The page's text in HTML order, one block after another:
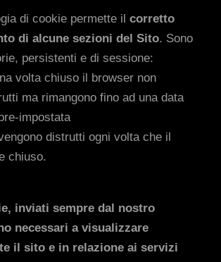
di cookie permette il corretto
di alcune sezioni del Sito. Sono
persistenti e di sessione:
volta chiuso il browser non
ma rimangono fino ad una data
impostata
distrutti ogni volta che il
chiuso.
inviati sempre dal nostro
necessari a visualizzare
il sito e in relazione ai servizi